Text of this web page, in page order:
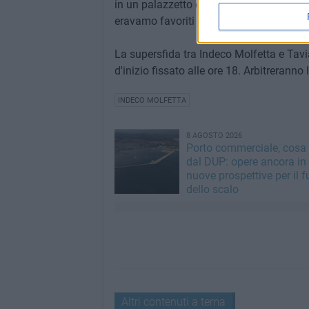
in un palazzetto così caldo.
eravamo favoriti per la corsa playoff,
La supersfida tra Indeco Molfetta e
d'inizio fissato alle ore 18.
INDECO MOLFETTA
8 AGOSTO 2026
Porto commerciale, cosa
dal DUP: opere ancora in
nuove prospettive per il
dello scalo
Altri contenuti a tema